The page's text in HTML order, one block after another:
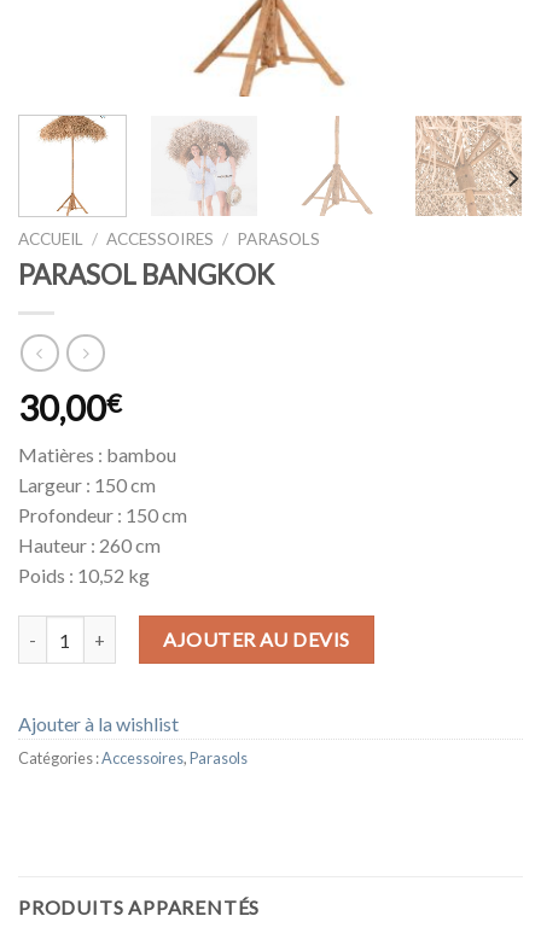
ACCUEIL / ACCESSOIRES / PARASOLS
PARASOL BANGKOK
30,00€
Matières : bambou
Largeur : 150 cm
Profondeur : 150 cm
Hauteur : 260 cm
Poids : 10,52 kg
quantité de PARASOL BANGKOK
AJOUTER AU DEVIS
Ajouter à la wishlist
Catégories :Accessoires,Parasols
PRODUITS APPARENTÉS